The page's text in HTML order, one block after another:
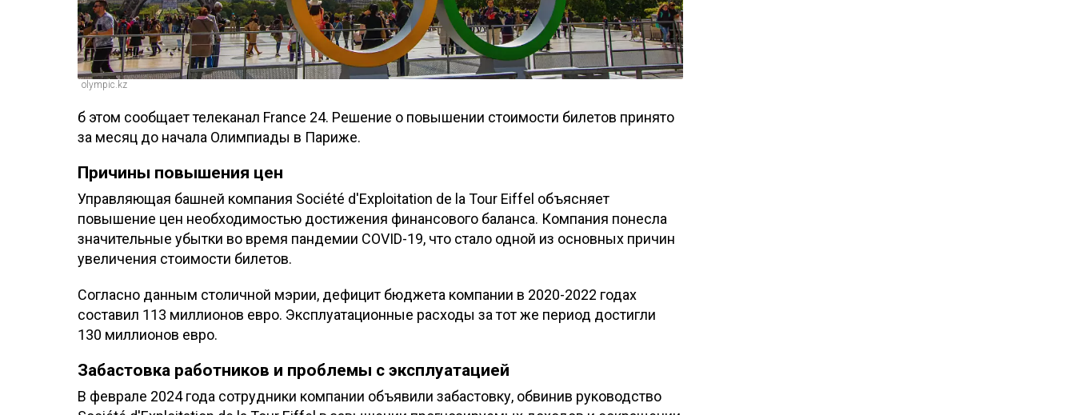
olympic.kz
б этом сообщает телеканал France 24. Решение о повышении стоимости билетов принято
за месяц до начала Олимпиады в Париже.
Причины повышения цен
Управляющая башней компания Société d'Exploitation de la Tour Eiffel объясняет
повышение цен необходимостью достижения финансового баланса. Компания понесла
значительные убытки во время пандемии COVID-19, что стало одной из основных причин
увеличения стоимости билетов.
Согласно данным столичной мэрии, дефицит бюджета компании в 2020-2022 годах
составил 113 миллионов евро. Эксплуатационные расходы за тот же период достигли
130 миллионов евро.
Забастовка работников и проблемы с эксплуатацией
В феврале 2024 года сотрудники компании объявили забастовку, обвинив руководство